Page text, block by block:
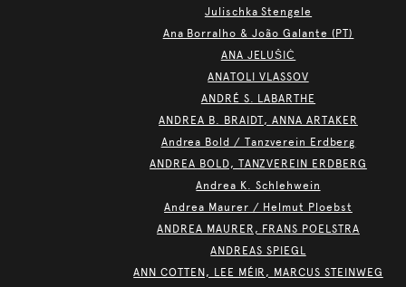
Julischka Stengele
Ana Borralho & João Galante (PT)
ANA JELUŠIĆ
ANATOLI VLASSOV
ANDRÉ S. LABARTHE
ANDREA B. BRAIDT, ANNA ARTAKER
Andrea Bold / Tanzverein Erdberg
ANDREA BOLD, TANZVEREIN ERDBERG
Andrea K. Schlehwein
Andrea Maurer / Helmut Ploebst
ANDREA MAURER, FRANS POELSTRA
ANDREAS SPIEGL
ANN COTTEN, LEE MÉIR, MARCUS STEINWEG